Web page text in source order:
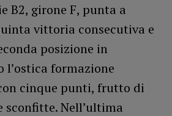
B2, girone F, punta a
vittoria consecutiva e
posizione in
l’ostica formazione
cinque punti, frutto di
sconfitte. Nell’ultima